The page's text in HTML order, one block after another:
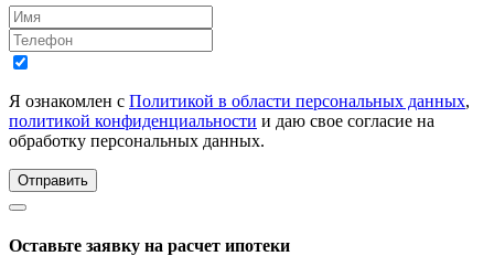
Я ознакомлен с Политикой в области персональных данных,
политикой конфиденциальности и даю свое согласие на
обработку персональных данных.
Отправить
Оставьте заявку на расчет ипотеки